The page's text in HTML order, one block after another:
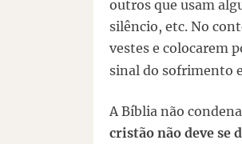
outros que usam
silêncio, etc. No
vestes e colocarem
sinal do sofrimento
A Bíblia não
cristão não deve se